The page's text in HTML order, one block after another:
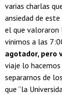
varias charlas
ansiedad de
el que valoraron
vinimos a las
agotador, pero
viaje lo
separarnos de
que “la